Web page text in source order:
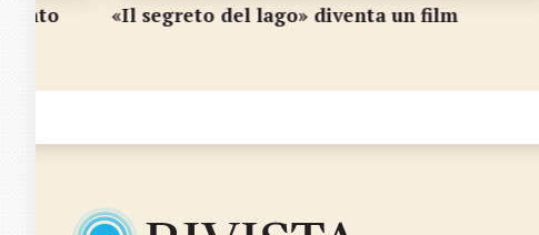
«Il segreto del lago» diventa un film